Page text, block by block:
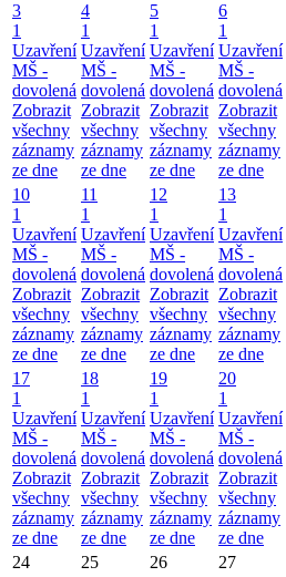
3
1
Uzavření
MŠ -
dovolená
Zobrazit
všechny
záznamy
ze dne
4
1
Uzavření
MŠ -
dovolená
Zobrazit
všechny
záznamy
ze dne
5
1
Uzavření
MŠ -
dovolená
Zobrazit
všechny
záznamy
ze dne
6
1
Uzavření
MŠ -
dovolená
Zobrazit
všechny
záznamy
ze dne
10
1
Uzavření
MŠ -
dovolená
Zobrazit
všechny
záznamy
ze dne
11
1
Uzavření
MŠ -
dovolená
Zobrazit
všechny
záznamy
ze dne
12
1
Uzavření
MŠ -
dovolená
Zobrazit
všechny
záznamy
ze dne
13
1
Uzavření
MŠ -
dovolená
Zobrazit
všechny
záznamy
ze dne
17
1
Uzavření
MŠ -
dovolená
Zobrazit
všechny
záznamy
ze dne
18
1
Uzavření
MŠ -
dovolená
Zobrazit
všechny
záznamy
ze dne
19
1
Uzavření
MŠ -
dovolená
Zobrazit
všechny
záznamy
ze dne
20
1
Uzavření
MŠ -
dovolená
Zobrazit
všechny
záznamy
ze dne
24 25 26 27